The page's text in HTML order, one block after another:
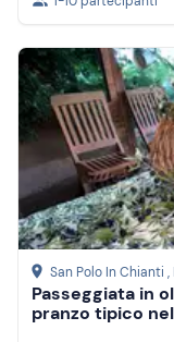
San Polo In Chianti ,
Passeggiata in
pranzo tipico